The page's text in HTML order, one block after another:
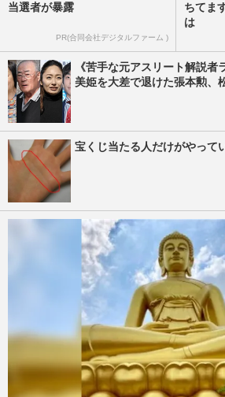
当選者が暴露
PR(合同会社デジタルファーム )
ちてま
は
《苦手な元アスリート解説
美姫を大差で退けた張本勲、
宝くじ当たる人だけがやって